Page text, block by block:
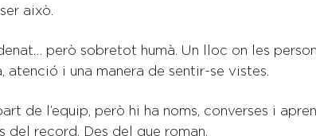
això.
però sobretot humà. Un lloc on les
atenció i una manera de sentir-se vistes.
de l’equip, però hi ha noms, converses i
del record. Des del que roman.